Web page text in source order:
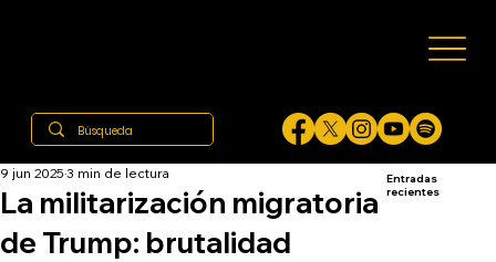
La militarización migratoria
de Trump: brutalidad
9 jun 2025 3 min de lectura
Entradas
recientes